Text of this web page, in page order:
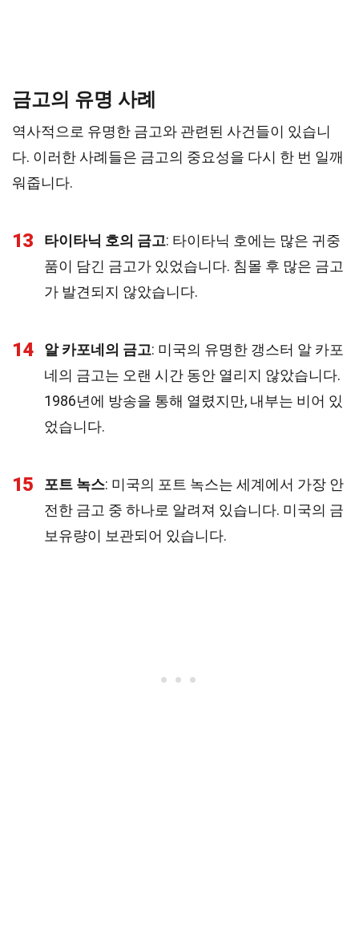
금고의 유명 사례
역사적으로 유명한 금고와 관련된 사건들이 있습니
다. 이러한 사례들은 금고의 중요성을 다시 한 번 일깨
워줍니다.
13 타이타닉 호의 금고: 타이타닉 호에는 많은 귀중
품이 담긴 금고가 있었습니다. 침몰 후 많은 금고
가 발견되지 않았습니다.
14 알 카포네의 금고: 미국의 유명한 갱스터 알 카포
네의 금고는 오랜 시간 동안 열리지 않았습니다.
1986년에 방송을 통해 열렸지만, 내부는 비어 있
었습니다.
15 포트 녹스: 미국의 포트 녹스는 세계에서 가장 안
전한 금고 중 하나로 알려져 있습니다. 미국의 금
보유량이 보관되어 있습니다.